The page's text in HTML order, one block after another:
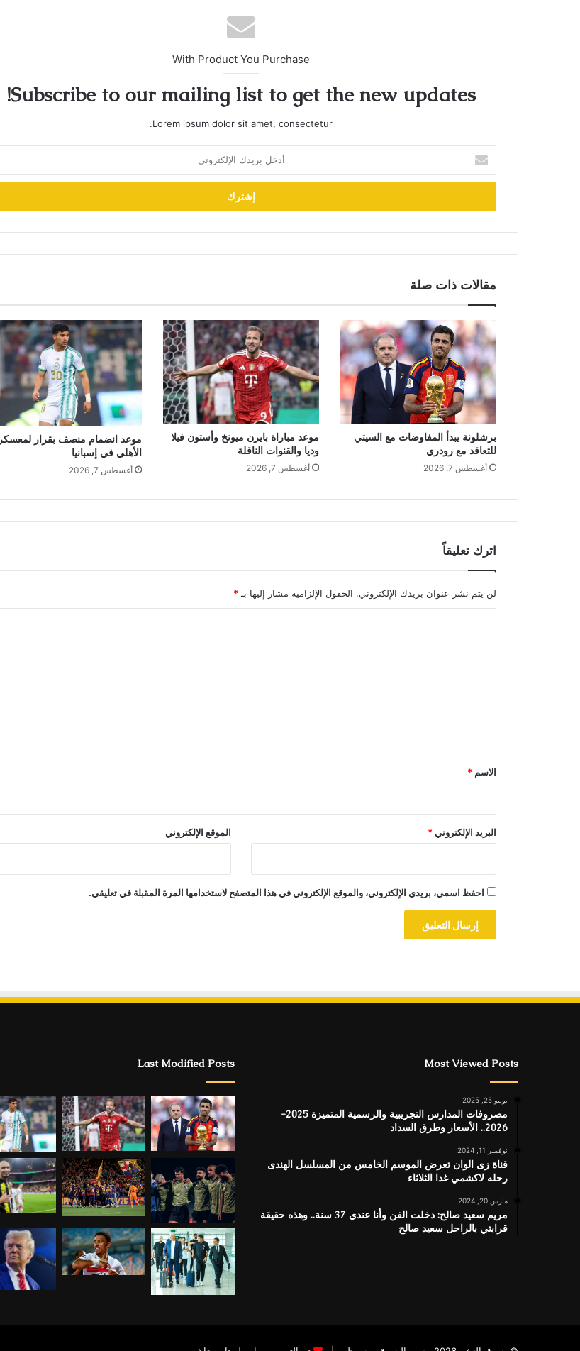
With Product You Purchase
Subscribe to our mailing list to get the new updates!
Lorem ipsum dolor sit amet, consectetur.
بريدك
الإلكتروني
مقالات ذات صلة
برشلونة يبدأ المفاوضات مع السيتي
للتعاقد مع رودري
أغسطس 7, 2026
موعد مباراة بايرن ميونخ وأستون فيلا
وديا والقنوات الناقلة
أغسطس 7, 2026
موعد انضمام منصف بقرار لمعسكر
الأهلي في إسبانيا
أغسطس 7, 2026
اترك تعليقاً
لن يتم نشر عنوان بريدك الإلكتروني. الحقول الإلزامية مشار إليها بـ *
*
الاسم *
البريد الإلكتروني* الموقع الإلكتروني
احفظ اسمي، بريدي الإلكتروني، والموقع الإلكتروني في هذا المتصفح لاستخدامها المرة المقبلة في تعليقي.
Most Viewed Posts
يونيو 25, 2025
مصروفات المدارس التجريبية والرسمية المتميزة 2025-
2026.. الأسعار وطرق السداد
نوفمبر 11, 2024
قناة زى الوان تعرض الموسم الخامس من المسلسل الهندى
رحله لاكشمي غدا الثلاثاء
مارس 20, 2024
مريم سعيد صالح: دخلت الفن وأنا عندي 37 سنة.. وهذه حقيقة
قرابتي بالراحل سعيد صالح
Last Modified Posts